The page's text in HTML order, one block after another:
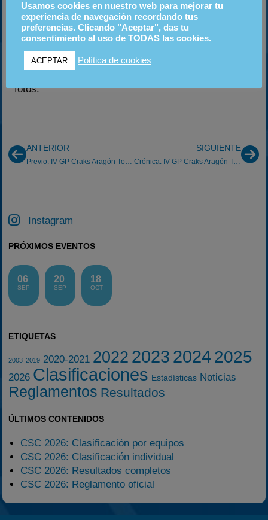
Foto de la Gran Familia Aragonesa
Como ya sabéis, intentamos tener todo listo lo antes
fotos.
ANTERIOR SIGUIENTE
Crónica: IV GP Craks Aragón Torremocha 6/5/2012
Instagram
PRÓXIMOS EVENTOS
06
SEP
20
SEP
18
OCT
ETIQUETAS
2003 2019 2020-2021 2022 2023 20242025
2026 Clasificaciones Estadísticas Noticias
Reglamentos Resultados
ÚLTIMOS CONTENIDOS
CSC 2026: Clasificación por equipos
CSC 2026: Clasificación individual
CSC 2026: Resultados completos
CSC 2026: Reglamento oficial
Usamos cookies en nuestro web para mejorar tu
experiencia de navegación recordando tus
preferencias. Clicando "Aceptar", das tu
consentimiento al uso de TODAS las cookies.
ACEPTAR Política de cookies